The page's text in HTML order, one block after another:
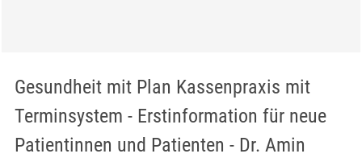
Gesundheit mit Plan Kassenpraxis mit
Terminsystem - Erstinformation für neue
Patientinnen und Patienten - Dr. Amin